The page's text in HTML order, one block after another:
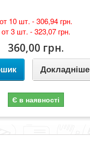
от 10 шт. -306,94 грн.
от 3 шт. -323,07 грн.
360,00 грн.
Докладніше
Є в наявності